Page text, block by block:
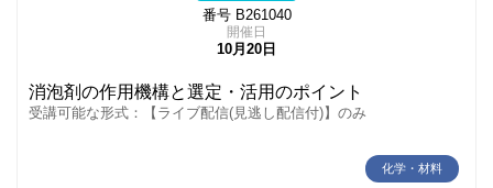
番号 B261040
開催日
10月20日
消泡剤の作用機構と選定・活用のポイント
受講可能な形式：【ライブ配信(見逃し配信付)】のみ
化学・材料